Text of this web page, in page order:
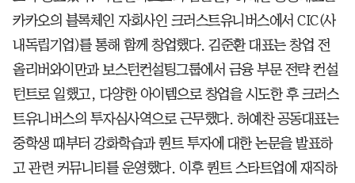
카카오의 블록체인 자회사인 크러스트유니버스에서 CIC(사
내독립기업)를 통해 함께 창업했다. 김준환 대표는 창업 전
올리버와이만과 보스턴컨설팅그룹에서 금융 부문 전략 컨설
턴트로 일했고, 다양한 아이템으로 창업을 시도한 후 크러스
트유니버스의 투자심사역으로 근무했다. 허예찬 공동대표는
중학생 때부터 강화학습과 퀀트 투자에 대한 논문을 발표하
고 관련 커뮤니티를 운영했다. 이후 퀀트 스타트업에 재직하